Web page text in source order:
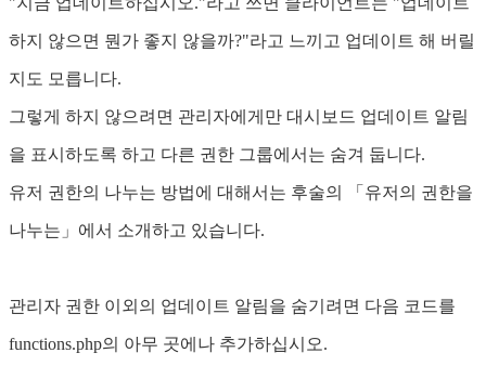
하지 않으면 뭔가 좋지 않을까?"라고 느끼고 업데이트 해 버릴
지도 모릅니다.
그렇게 하지 않으려면 관리자에게만 대시보드 업데이트 알림
을 표시하도록 하고 다른 권한 그룹에서는 숨겨 둡니다.
유저 권한의 나누는 방법에 대해서는 후술의 「유저의 권한을
나누는」에서 소개하고 있습니다.
관리자 권한 이외의 업데이트 알림을 숨기려면 다음 코드를
functions.php의 아무 곳에나 추가하십시오.